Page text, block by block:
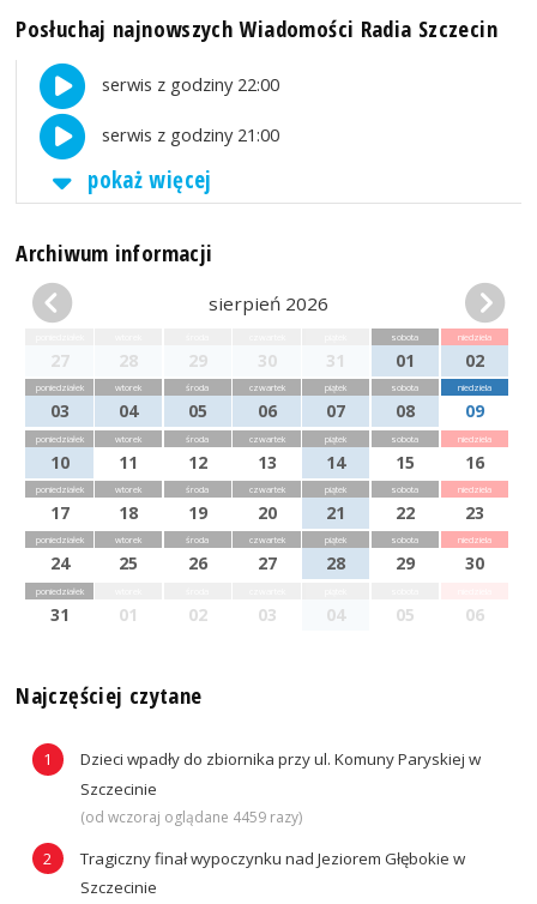
Posłuchaj najnowszych Wiadomości Radia Szczecin
serwis z godziny 22:00
serwis z godziny 21:00
pokaż więcej
Archiwum informacji
sierpień 2026
27 28 29 30 31
sobota
01
niedziela
02
poniedziałek
03
wtorek
04
środa
05
czwartek
06
piątek
07
sobota
08
niedziela
09
poniedziałek
10
wtorek
11
środa
12
czwartek
13
piątek
14
sobota
15
niedziela
16
poniedziałek
17
wtorek
18
środa
19
czwartek
20
piątek
21
sobota
22
niedziela
23
poniedziałek
24
wtorek
25
środa
26
czwartek
27
piątek
28
sobota
29
niedziela
30
poniedziałek
31 01 02 03 04 05 06
Najczęściej czytane
Dzieci wpadły do zbiornika przy ul. Komuny Paryskiej w
Szczecinie
(od wczoraj oglądane 4459 razy)
Tragiczny finał wypoczynku nad Jeziorem Głębokie w
Szczecinie